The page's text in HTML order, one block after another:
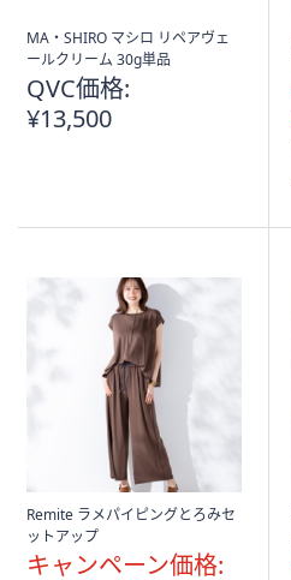
MA・SHIRO マシロ リペアヴェ
ールクリーム 30g単品
QVC価格:
¥13,500
Remite ラメパイピングとろみセ
ットアップ
キャンペーン価格: